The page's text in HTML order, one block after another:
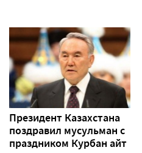
Президент Казахстана
поздравил мусульман с
праздником Курбан айт